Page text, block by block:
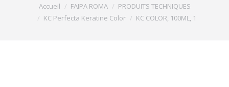
Vous êtes ici :
Accueil FAIPA ROMA
PRODUITS TECHNIQUES
KC Perfecta Keratine Color
KC COLOR, 100ML, 1